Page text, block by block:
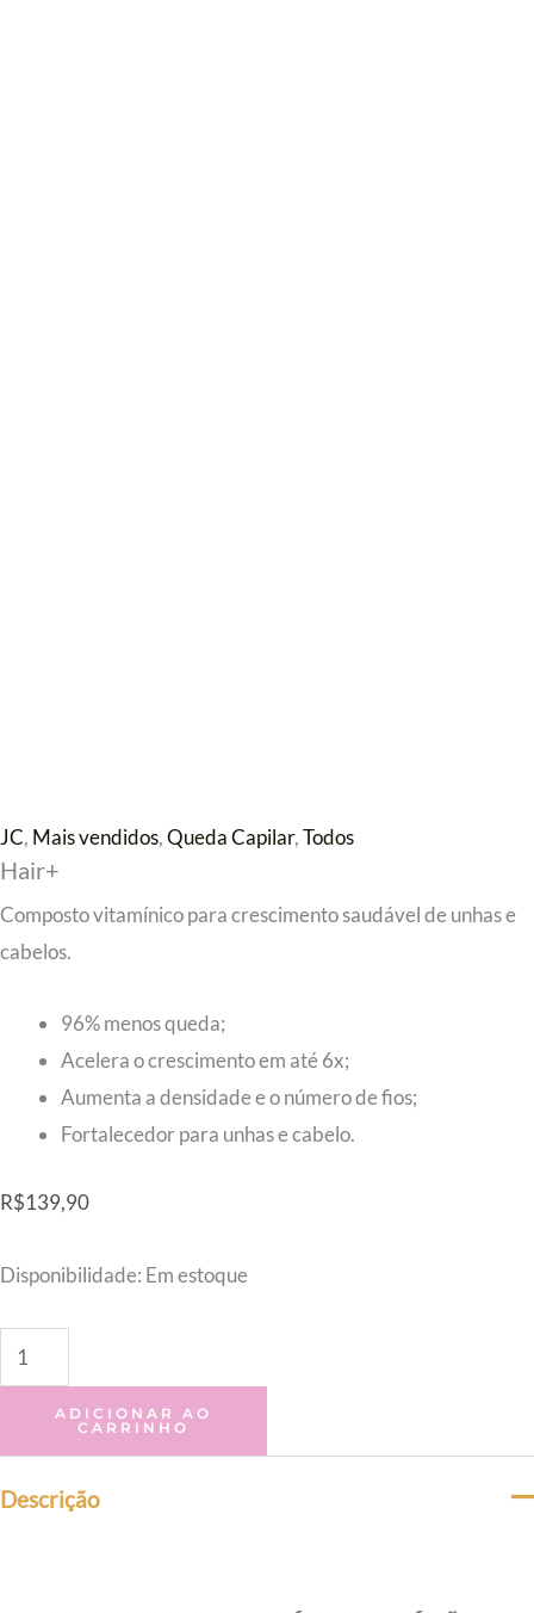
JC, Mais vendidos,Queda Capilar,Todos
Hair+
Composto vitamínico para crescimento saudável de unhas e
cabelos.
96% menos queda;
Acelera o crescimento em até 6x;
Aumenta a densidade e o número de fios;
Fortalecedor para unhas e cabelo.
R$139,90
Disponibilidade: Em estoque
ADICIONAR AO
CARRINHO
Descrição